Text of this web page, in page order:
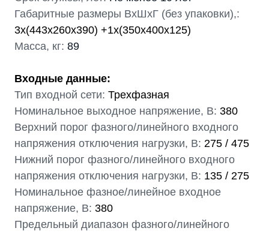
Габаритные размеры ВхШхГ (без упаковки),:
3х(443x260x390) +1х(350х400х125)
Масса, кг: 89
Входные данные:
Тип входной сети: Трехфазная
Номинальное выходное напряжение, В: 380
Верхний порог фазного/линейного входного
напряжения отключения нагрузки, В: 275 / 475
Нижний порог фазного/линейного входного
напряжения отключения нагрузки, В: 135 / 275
Номинальное фазное/линейное входное
напряжение, В: 380
Предельный диапазон фазного/линейного